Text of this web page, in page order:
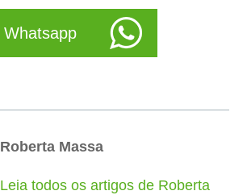
Whatsapp
Roberta Massa
Leia todos os artigos de Roberta